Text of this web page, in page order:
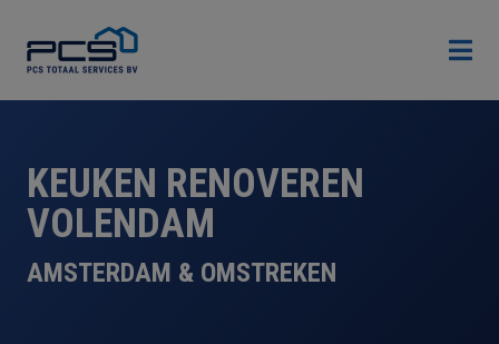

KEUKEN RENOVEREN
VOLENDAM
AMSTERDAM & OMSTREKEN